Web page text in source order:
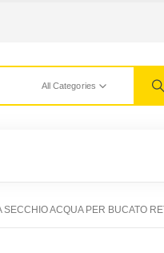
All Categories
SECCHIO ACQUA PER BUCATO